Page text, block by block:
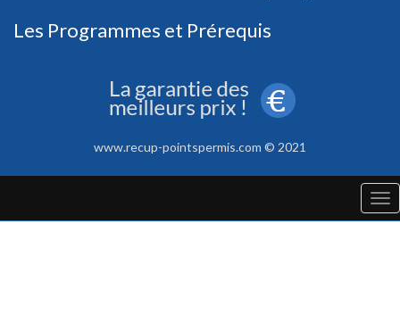
Les Programmes et Prérequis
www.recup-pointspermis.com © 2021